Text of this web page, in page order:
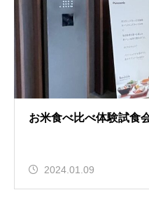
お米食べ比べ体験試食
2024.01.09